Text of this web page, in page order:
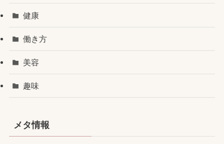
健康
働き方
美容
趣味
メタ情報